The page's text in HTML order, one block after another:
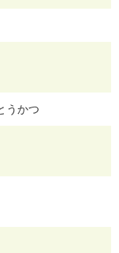
うかつ